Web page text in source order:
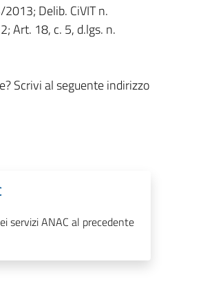
Delib. CiVIT n.
Art. 18, c. 5, d.lgs. n.
Scrivi al seguente indirizzo
servizi ANAC al precedente